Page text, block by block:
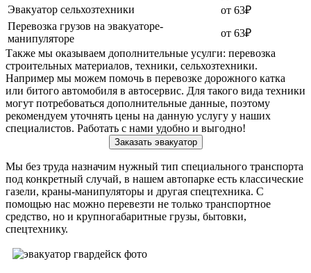
Эвакуатор сельхозтехники
от 63₽
Перевозка грузов на эвакуаторе-
манипуляторе
от 63₽
Также мы оказываем дополнительные усулги: перевозка
строительных материалов, техники, сельхозтехники.
Например мы можем помочь в перевозке дорожного катка
или битого автомобиля в автосервис. Для такого вида техники
могут потребоваться дополнительные данные, поэтому
рекомендуем уточнять цены на данную услугу у наших
специалистов. Работать с нами удобно и выгодно!
Заказать эвакуатор
Мы без труда назначим нужный тип специального транспорта
под конкретный случай, в нашем автопарке есть классические
газели, краны-манипуляторы и другая спецтехника. С
помощью нас можно перевезти не только транспортное
средство, но и крупногабаритные грузы, бытовки,
спецтехнику.